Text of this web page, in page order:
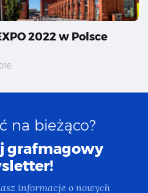
2022 w Polsce
na bieżąco?
grafmagowy
informacje o nowych